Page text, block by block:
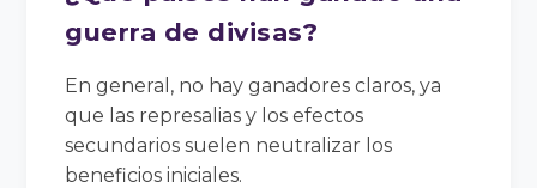
guerra de divisas?
En general, no hay ganadores claros, ya
que las represalias y los efectos
secundarios suelen neutralizar los
beneficios iniciales.